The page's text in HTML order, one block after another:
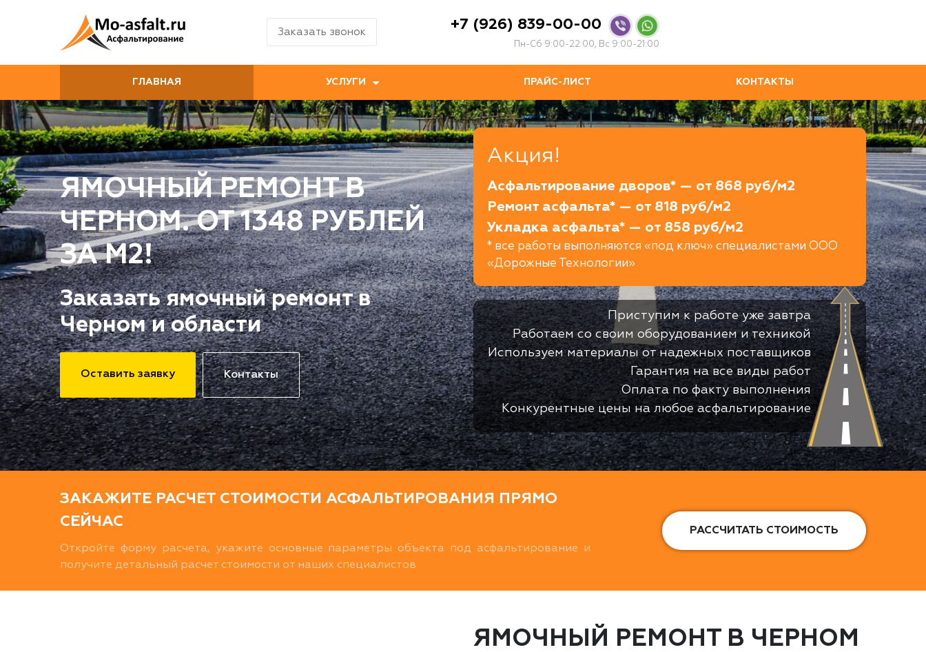
Заказать звонок +7 (926) 839-00-00
Пн-Сб 9:00-22:00, Вс 9:00-21:00
ГЛАВНАЯ УСЛУГИ ПРАЙС-ЛИСТ КОНТАКТЫ
ЯМОЧНЫЙ РЕМОНТ В
ЧЕРНОМ. ОТ 1348 РУБЛЕЙ
ЗА М2!
Заказать ямочный ремонт в
Черном и области
Оставить заявку Контакты
Акция!
Асфальтирование дворов* — от 868 руб/м2
Ремонт асфальта* — от 818 руб/м2
Укладка асфальта* — от 858 руб/м2
* все работы выполняются «под ключ» специалистами ООО
«Дорожные Технологии»
Приступим к работе уже завтра
Работаем со своим оборудованием и техникой
Используем материалы от надежных поставщиков
Гарантия на все виды работ
Оплата по факту выполнения
Конкурентные цены на любое асфальтирование
ЗАКАЖИТЕ РАСЧЕТ СТОИМОСТИ АСФАЛЬТИРОВАНИЯ ПРЯМО
СЕЙЧАС
Откройте форму расчета, укажите основные параметры объекта под асфальтирование и
получите детальный расчет стоимости от наших специалистов
РАССЧИТАТЬ СТОИМОСТЬ
ЯМОЧНЫЙ РЕМОНТ В ЧЕРНОМ